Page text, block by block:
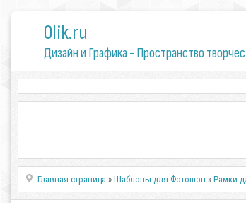
0lik.ru
Дизайн и Графика - Пространство
Главная страница »Шаблоны для Фотошоп »Рамки